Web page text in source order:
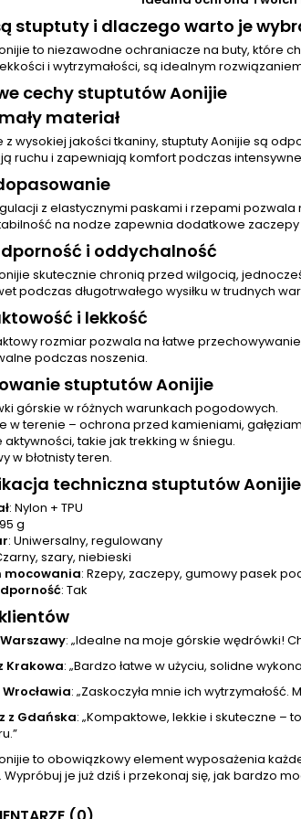
stuptuty i dlaczego warto je
to niezawodne ochraniacze na buty, które
i wytrzymałości, są idealnym
cechy stuptutów Aonijie
materiał
z wysokiej jakości tkaniny, stuptuty Aonijie są
ruchu i zapewniają komfort podczas
z elastycznymi paskami i rzepami
na nodze zapewnia dodatkowe
i oddychalność
skutecznie chronią przed wilgocią,
podczas długotrwałego wysiłku w trudnych
i lekkość
rozmiar pozwala na łatwe
podczas noszenia.
stuptutów Aonijie
górskie w różnych warunkach pogodowych.
w terenie – ochrona przed kamieniami,
aktywności, takie jak trekking w śniegu.
w błotnisty teren.
techniczna stuptutów Aonijie
: Nylon + TPU
g
: Uniwersalny, regulowany
szary, niebieski
mocowania: Rzepy, zaczepy, gumowy pasek
: Tak
: „Idealne na moje górskie wędrówki!
Krakowa: „Bardzo łatwe w użyciu, solidne
: „Zaskoczyła mnie ich
z Gdańska: „Kompaktowe, lekkie i skuteczne –
to obowiązkowy element wyposażenia
je już dziś i przekonaj się, jak bardzo